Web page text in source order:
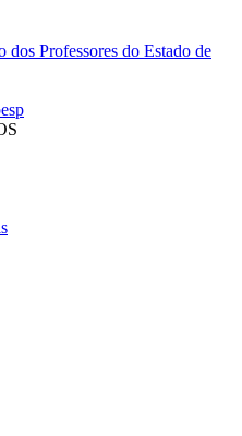
dos Professores do Estado de